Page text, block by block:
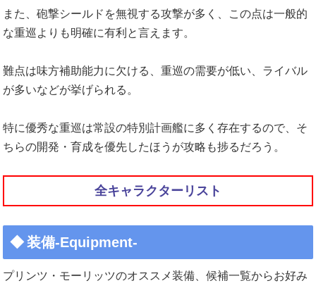
また、砲撃シールドを無視する攻撃が多く、この点は一般的
な重巡よりも明確に有利と言えます。
難点は味方補助能力に欠ける、重巡の需要が低い、ライバル
が多いなどが挙げられる。
特に優秀な重巡は常設の特別計画艦に多く存在するので、そ
ちらの開発・育成を優先したほうが攻略も捗るだろう。
全キャラクターリスト
装備-Equipment-
プリンツ・モーリッツのオススメ装備、候補一覧からお好み